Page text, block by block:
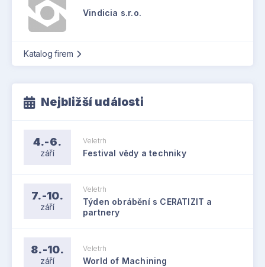
Vindicia s.r.o.
Katalog firem
Nejbližší události
4.-6.
září
Veletrh
Festival vědy a techniky
7.-10.
září
Veletrh
Týden obrábění s CERATIZIT a
partnery
8.-10.
září
Veletrh
World of Machining